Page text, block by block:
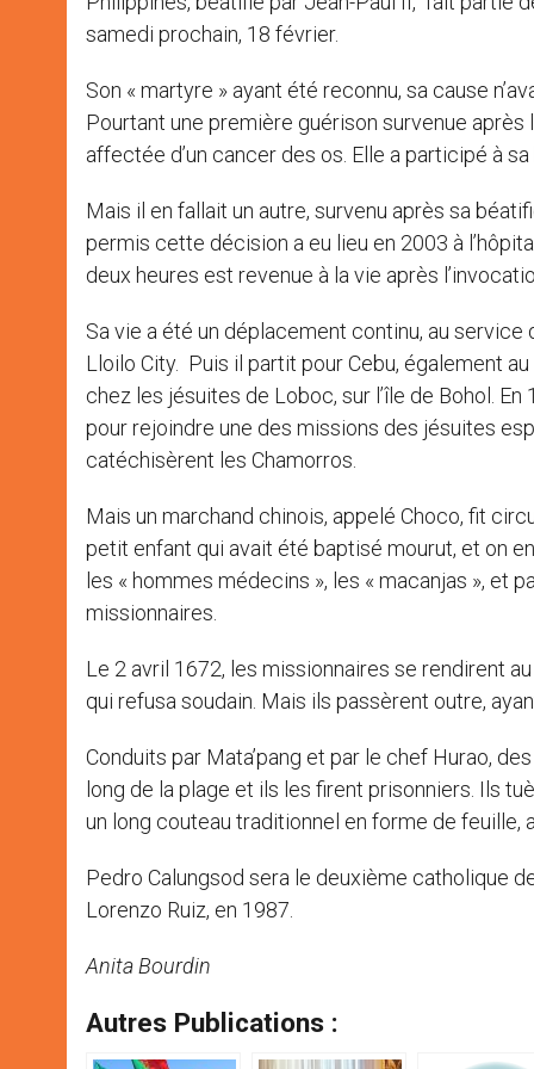
samedi prochain, 18 février.
Son « martyre » ayant été reconnu, sa cause
Pourtant une première guérison survenue après
affectée d’un cancer des os. Elle a participé à
Mais il en fallait un autre, survenu après sa
permis cette décision a eu lieu en 2003 à
deux heures est revenue à la vie après
Sa vie a été un déplacement continu, au service
Lloilo City. Puis il partit pour Cebu, également
chez les jésuites de Loboc, sur l’île de Bohol. En
pour rejoindre une des missions des jésuites
catéchisèrent les Chamorros.
Mais un marchand chinois, appelé Choco, fit
petit enfant qui avait été baptisé mourut, et on
les « hommes médecins », les « macanjas », et
missionnaires.
Le 2 avril 1672, les missionnaires se rendirent
qui refusa soudain. Mais ils passèrent outre,
Conduits par Mata’pang et par le chef Hurao,
long de la plage et ils les firent prisonniers. Ils
un long couteau traditionnel en forme de
Pedro Calungsod sera le deuxième catholique
Lorenzo Ruiz, en 1987.
Anita Bourdin
Autres Publications :